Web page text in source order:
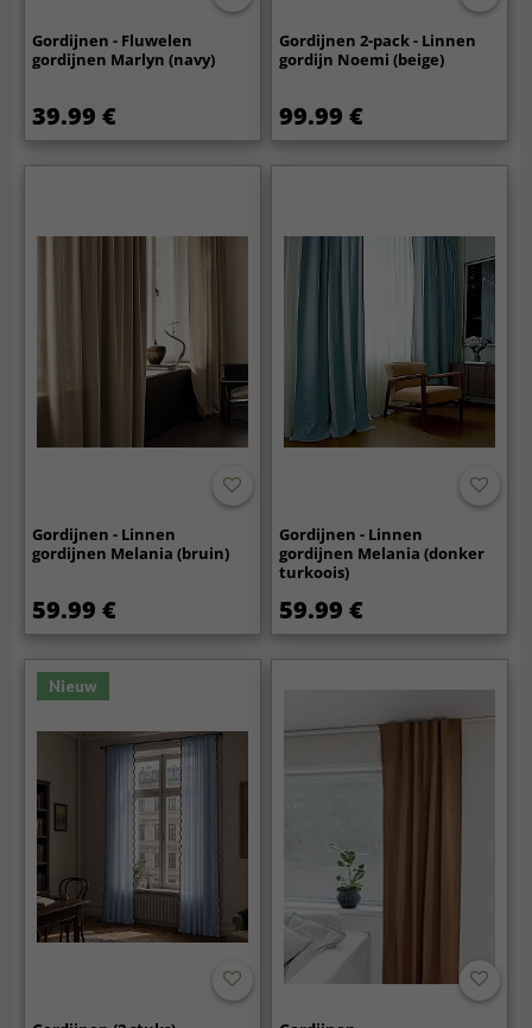
Gordijnen - Fluwelen
gordijnen Marlyn (navy)
39.99 €
Gordijnen 2-pack - Linnen
gordijn Noemi (beige)
99.99 €
Gordijnen - Linnen
gordijnen Melania (bruin)
59.99 €
Gordijnen - Linnen
gordijnen Melania (donker
turkoois)
59.99 €
Nieuw